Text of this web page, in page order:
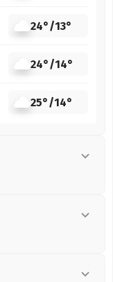
24°/13°
24°/14°
25°/14°